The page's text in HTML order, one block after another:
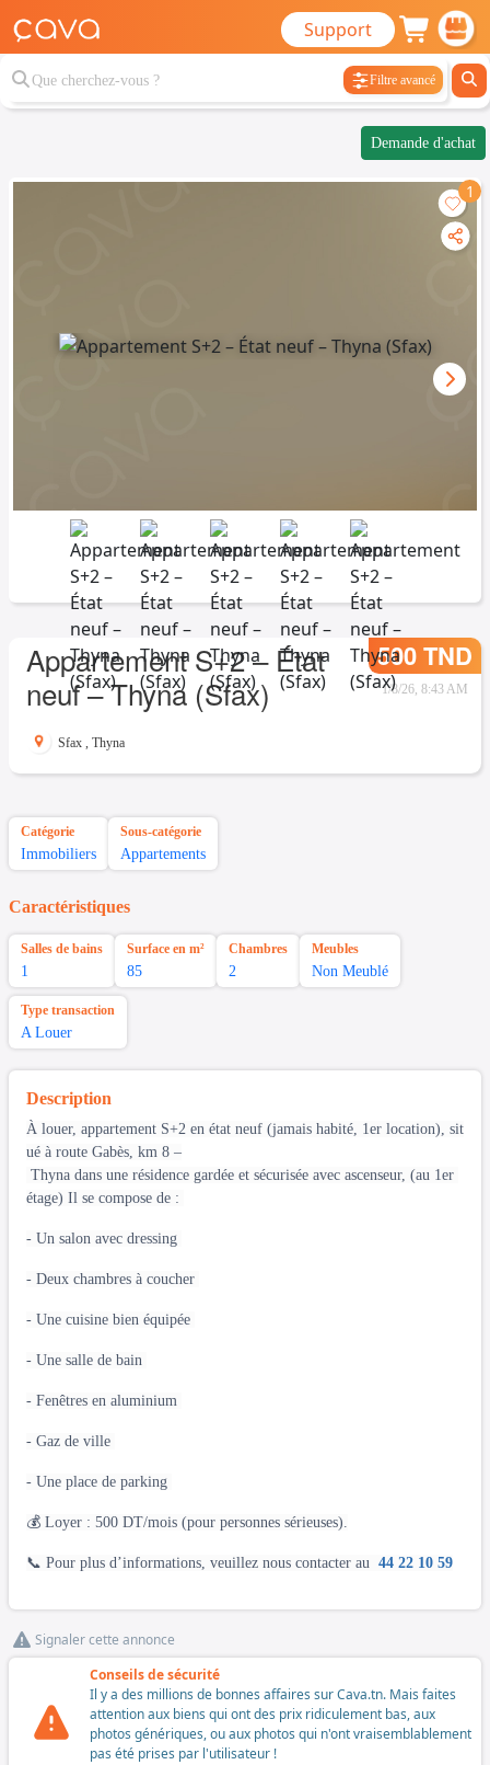
Support
Filtre avancé
Demande d'achat
1
Appartement S+2 – État
neuf – Thyna (Sfax)
500 TND
1/8/26, 8:43 AM
Sfax , Thyna
Catégorie
Immobiliers
Sous-catégorie
Appartements
Caractéristiques
Salles de bains
1
Surface en m²
85
Chambres
2
Meubles
Non Meublé
Type transaction
A Louer
Description
À louer, appartement S+2 en état neuf (jamais habité, 1er location), sit
ué à route Gabès, km 8 –
Thyna dans une résidence gardée et sécurisée avec ascenseur, (au 1er
étage) Il se compose de :
- Un salon avec dressing
- Deux chambres à coucher
- Une cuisine bien équipée
- Une salle de bain
- Fenêtres en aluminium
- Gaz de ville
- Une place de parking
💰 Loyer : 500 DT/mois (pour personnes sérieuses).
📞 Pour plus d’informations, veuillez nous contacter au 44 22 10 59
Signaler cette annonce
Conseils de sécurité
Il y a des millions de bonnes affaires sur Cava.tn. Mais faites
attention aux biens qui ont des prix ridiculement bas, aux
photos génériques, ou aux photos qui n'ont vraisemblablement
pas été prises par l'utilisateur !